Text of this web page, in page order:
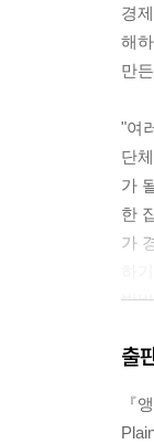
3.
경
해
만
"여
단
가
한
가
방
문
었
출
『